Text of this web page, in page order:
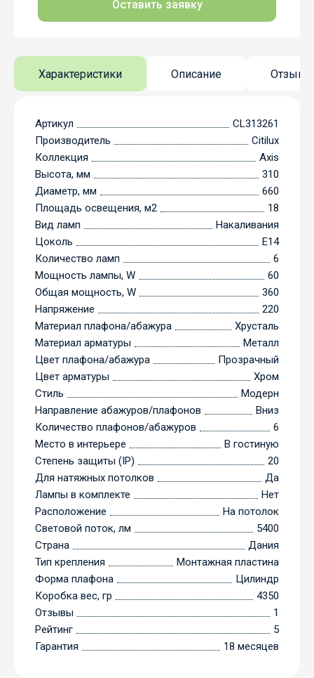
Оставить заявку
Характеристики Описание Отзывы
Артикул
CL313261
Производитель
Citilux
Коллекция
Axis
Высота, мм
310
Диаметр, мм
660
Площадь освещения, м2
18
Вид ламп
Накаливания
Цоколь
E14
Количество ламп
6
Мощность лампы, W
60
Общая мощность, W
360
Напряжение
220
Материал плафона/абажура
Хрусталь
Материал арматуры
Металл
Цвет плафона/абажура
Прозрачный
Цвет арматуры
Хром
Стиль
Модерн
Направление абажуров/плафонов
Вниз
Количество плафонов/абажуров
6
Место в интерьере
В гостиную
Степень защиты (IP)
20
Для натяжных потолков
Да
Лампы в комплекте
Нет
Расположение
На потолок
Световой поток, лм
5400
Страна
Дания
Тип крепления
Монтажная пластина
Форма плафона
Цилиндр
Коробка вес, гр
4350
Отзывы
1
Рейтинг
5
Гарантия
18 месяцев